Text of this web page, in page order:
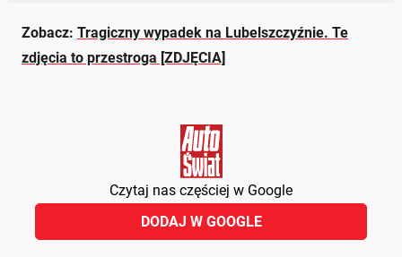
Zobacz: Tragiczny wypadek na Lubelszczyźnie. Te
zdjęcia to przestroga [ZDJĘCIA]
Czytaj nas częściej w Google
DODAJ W GOOGLE